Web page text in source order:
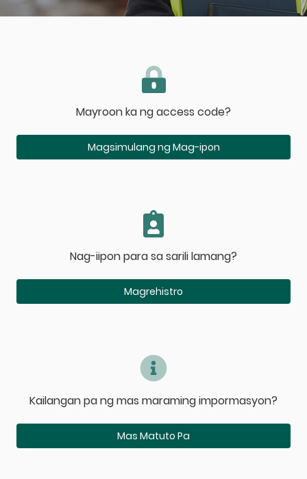
Mayroon ka ng access code?
Magsimulang ng Mag-ipon
Nag-iipon para sa sarili lamang?
Magrehistro
Kailangan pa ng mas maraming impormasyon?
Mas Matuto Pa